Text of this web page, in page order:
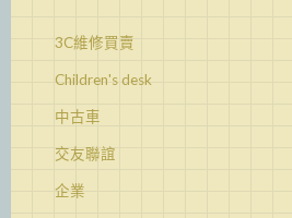
3C維修買賣
Children's desk
中古車
交友聯誼
企業